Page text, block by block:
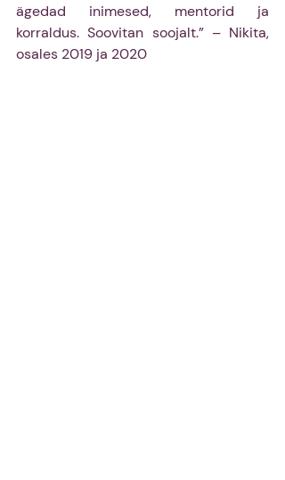
ägedad inimesed, mentorid ja
korraldus. Soovitan soojalt.” – Nikita,
osales 2019 ja 2020